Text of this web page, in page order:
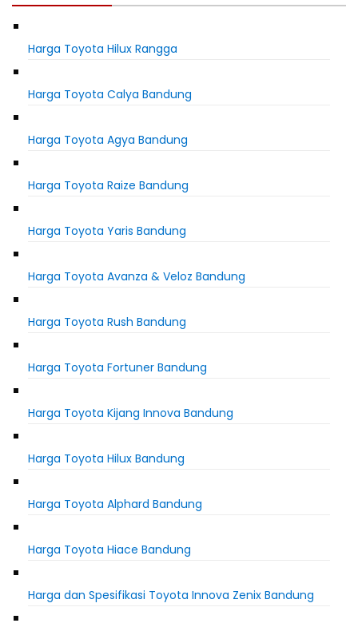
Harga Toyota Hilux Rangga
Harga Toyota Calya Bandung
Harga Toyota Agya Bandung
Harga Toyota Raize Bandung
Harga Toyota Yaris Bandung
Harga Toyota Avanza & Veloz Bandung
Harga Toyota Rush Bandung
Harga Toyota Fortuner Bandung
Harga Toyota Kijang Innova Bandung
Harga Toyota Hilux Bandung
Harga Toyota Alphard Bandung
Harga Toyota Hiace Bandung
Harga dan Spesifikasi Toyota Innova Zenix Bandung